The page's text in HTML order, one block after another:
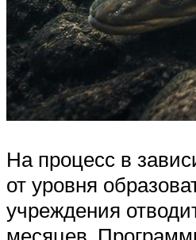
На процесс в
от уровня
учреждения